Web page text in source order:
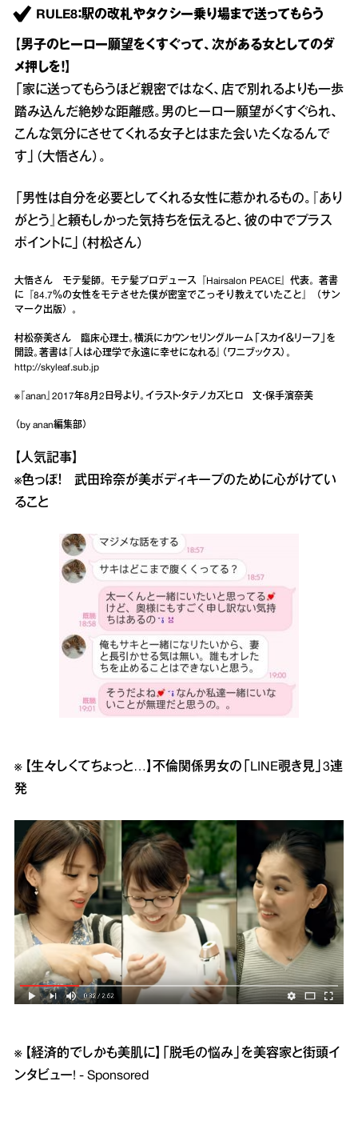
RULE8：駅の改札やタクシー乗り場まで送ってもらう
【男子のヒーロー願望をくすぐって、次がある女としてのダ
メ押しを！】
「家に送ってもらうほど親密ではなく、店で別れるよりも一歩
踏み込んだ絶妙な距離感。男のヒーロー願望がくすぐられ、
こんな気分にさせてくれる女子とはまた会いたくなるんで
す」（大悟さん）。
「男性は自分を必要としてくれる女性に惹かれるもの。『あり
がとう』と頼もしかった気持ちを伝えると、彼の中でプラス
ポイントに」（村松さん）
大悟さん モテ髪師。モテ髪プロデュース『Hairsalon PEACE』代表。著書
に『84.7％の女性をモテさせた僕が密室でこっそり教えていたこと』（サン
マーク出版）。
村松奈美さん 臨床心理士。横浜にカウンセリングルーム「スカイ＆リーフ」を
開設。著書は『人は心理学で永遠に幸せになれる』（ワニブックス）。
http://skyleaf.sub.jp
※『anan』2017年8月2日号より。イラスト・タテノカズヒロ 文・保手濱奈美
（by anan編集部）
【人気記事】
※色っぽ！ 武田玲奈が美ボディキープのために心がけてい
ること
※ 【生々しくてちょっと…】不倫関係男女の「LINE覗き見」3連
発
※ 【経済的でしかも美肌に】「脱毛の悩み」を美容家と街頭イ
ンタビュー! - Sponsored